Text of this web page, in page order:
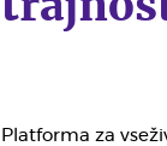
Platforma za